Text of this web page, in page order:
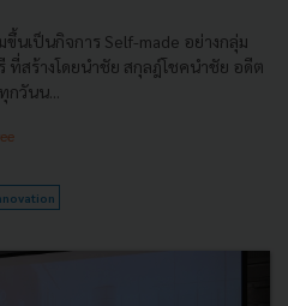
นเป็นกิจการ Self-made อย่างกลุ่ม
สร้างโดยนำชัย สกุลฎ์โชคนำชัย อดีต
วันน...